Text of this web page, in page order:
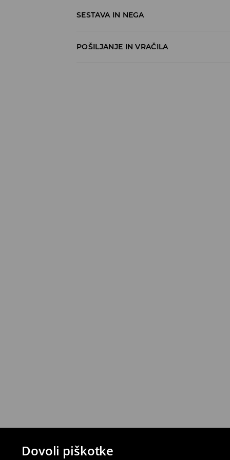
Dovoli piškotke
SESTAVA IN NEGA
POŠILJANJE IN VRAČILA